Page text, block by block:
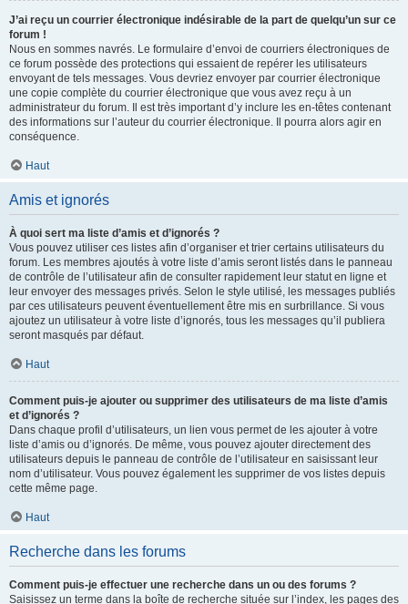
J’ai reçu un courrier électronique indésirable de la part de quelqu’un sur ce
forum !
Nous en sommes navrés. Le formulaire d’envoi de courriers électroniques de
ce forum possède des protections qui essaient de repérer les utilisateurs
envoyant de tels messages. Vous devriez envoyer par courrier électronique
une copie complète du courrier électronique que vous avez reçu à un
administrateur du forum. Il est très important d’y inclure les en-têtes contenant
des informations sur l’auteur du courrier électronique. Il pourra alors agir en
conséquence.
Haut
Amis et ignorés
À quoi sert ma liste d’amis et d’ignorés ?
Vous pouvez utiliser ces listes afin d’organiser et trier certains utilisateurs du
forum. Les membres ajoutés à votre liste d’amis seront listés dans le panneau
de contrôle de l’utilisateur afin de consulter rapidement leur statut en ligne et
leur envoyer des messages privés. Selon le style utilisé, les messages publiés
par ces utilisateurs peuvent éventuellement être mis en surbrillance. Si vous
ajoutez un utilisateur à votre liste d’ignorés, tous les messages qu’il publiera
seront masqués par défaut.
Haut
Comment puis-je ajouter ou supprimer des utilisateurs de ma liste d’amis
et d’ignorés ?
Dans chaque profil d’utilisateurs, un lien vous permet de les ajouter à votre
liste d’amis ou d’ignorés. De même, vous pouvez ajouter directement des
utilisateurs depuis le panneau de contrôle de l’utilisateur en saisissant leur
nom d’utilisateur. Vous pouvez également les supprimer de vos listes depuis
cette même page.
Haut
Recherche dans les forums
Comment puis-je effectuer une recherche dans un ou des forums ?
Saisissez un terme dans la boîte de recherche située sur l’index, les pages des